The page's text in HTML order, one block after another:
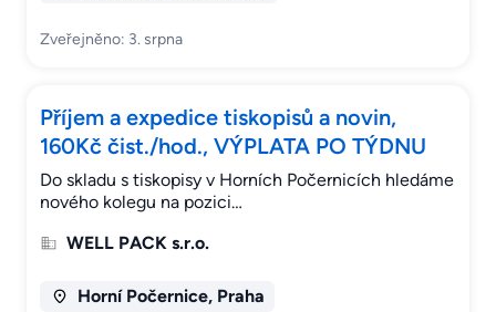
Zveřejněno: 3. srpna
Příjem a expedice tiskopisů a novin,
160Kč čist./hod., VÝPLATA PO TÝDNU
Do skladu s tiskopisy v Horních Počernicích hledáme
nového kolegu na pozici…
WELL PACK s.r.o.
Horní Počernice, Praha